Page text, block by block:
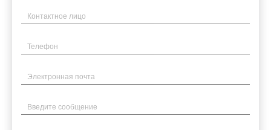
Имя
Телефон
Электронная почта
Введите сообщение